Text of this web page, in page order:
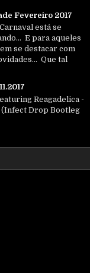
Fevereiro 2017
está se
E para aqueles
se destacar com
Que tal
Reagadelica -
Drop Bootleg